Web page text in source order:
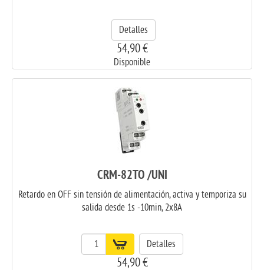
Detalles
54,90 €
Disponible
CRM-82TO /UNI
Retardo en OFF sin tensión de alimentación, activa y temporiza su
salida desde 1s -10min, 2x8A
Detalles
54,90 €